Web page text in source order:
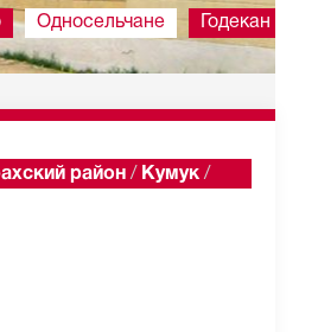
Односельчане Годекан
район / Кумук /